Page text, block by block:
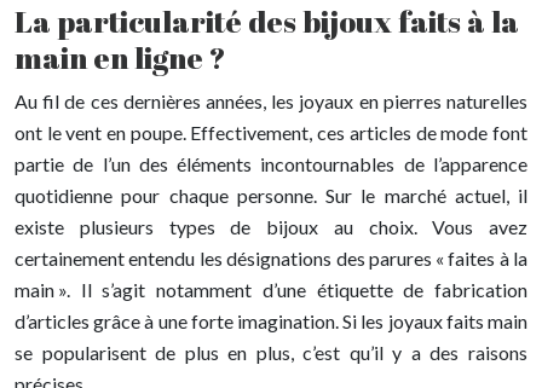
La particularité des bijoux faits à la
main en ligne ?
Au fil de ces dernières années, les joyaux en pierres naturelles
ont le vent en poupe. Effectivement, ces articles de mode font
partie de l’un des éléments incontournables de l’apparence
quotidienne pour chaque personne. Sur le marché actuel, il
existe plusieurs types de bijoux au choix. Vous avez
certainement entendu les désignations des parures « faites à la
main ». Il s’agit notamment d’une étiquette de fabrication
d’articles grâce à une forte imagination. Si les joyaux faits main
se popularisent de plus en plus, c’est qu’il y a des raisons